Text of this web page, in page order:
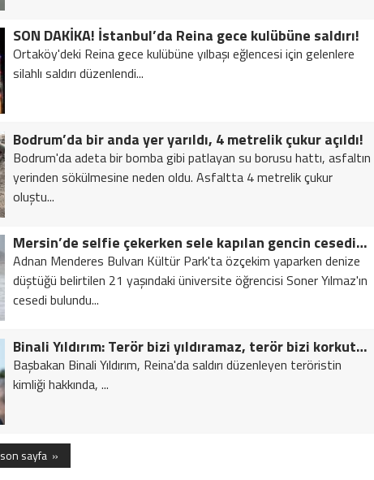
SON DAKİKA! İstanbul’da Reina gece kulübüne saldırı!
Ortaköy'deki Reina gece kulübüne yılbaşı eğlencesi için gelenlere
silahlı saldırı düzenlendi...
Bodrum’da bir anda yer yarıldı, 4 metrelik çukur açıldı!
Bodrum'da adeta bir bomba gibi patlayan su borusu hattı, asfaltın
yerinden sökülmesine neden oldu. Asfaltta 4 metrelik çukur
oluştu...
Mersin’de selfie çekerken sele kapılan gencin cesedine ulaşıldı
Adnan Menderes Bulvarı Kültür Park'ta özçekim yaparken denize
düştüğü belirtilen 21 yaşındaki üniversite öğrencisi Soner Yılmaz'ın
cesedi bulundu...
Binali Yıldırım: Terör bizi yıldıramaz, terör bizi korkutamaz, biz terörü korkuturuz
Başbakan Binali Yıldırım, Reina'da saldırı düzenleyen teröristin
kimliği hakkında, ...
son sayfa »